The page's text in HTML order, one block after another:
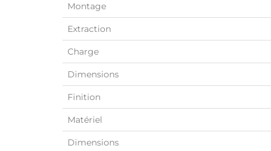
Montage
Extraction
Charge
Dimensions
Finition
Matériel
Dimensions